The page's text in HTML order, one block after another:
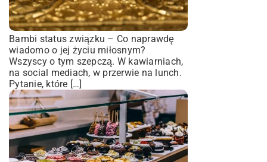
Bambi status związku – Co naprawdę
wiadomo o jej życiu miłosnym?
Wszyscy o tym szepczą. W kawiarniach,
na social mediach, w przerwie na lunch.
Pytanie, które […]